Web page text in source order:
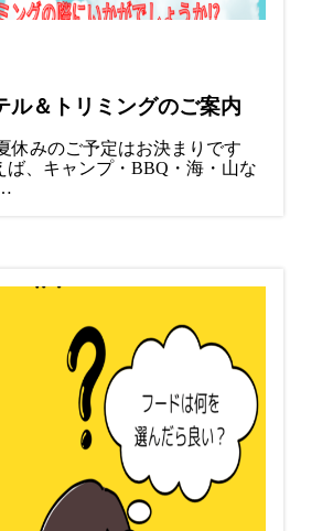
ル＆トリミングのご案内
休みのご予定はお決まりです
ば、キャンプ・BBQ・海・山な